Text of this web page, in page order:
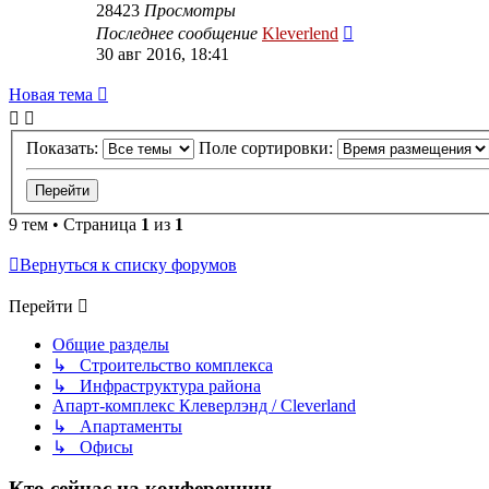
28423 Просмотры
Последнее сообщение Kleverlend
30 авг 2016, 18:41
Новая тема
Показать: Поле сортировки:
9 тем • Страница 1 из 1
Вернуться к списку форумов
Перейти
Общие разделы
↳ Строительство комплекса
↳ Инфраструктура района
Апарт-комплекс Клеверлэнд / Cleverland
↳ Апартаменты
↳ Офисы